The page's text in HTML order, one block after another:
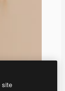
site